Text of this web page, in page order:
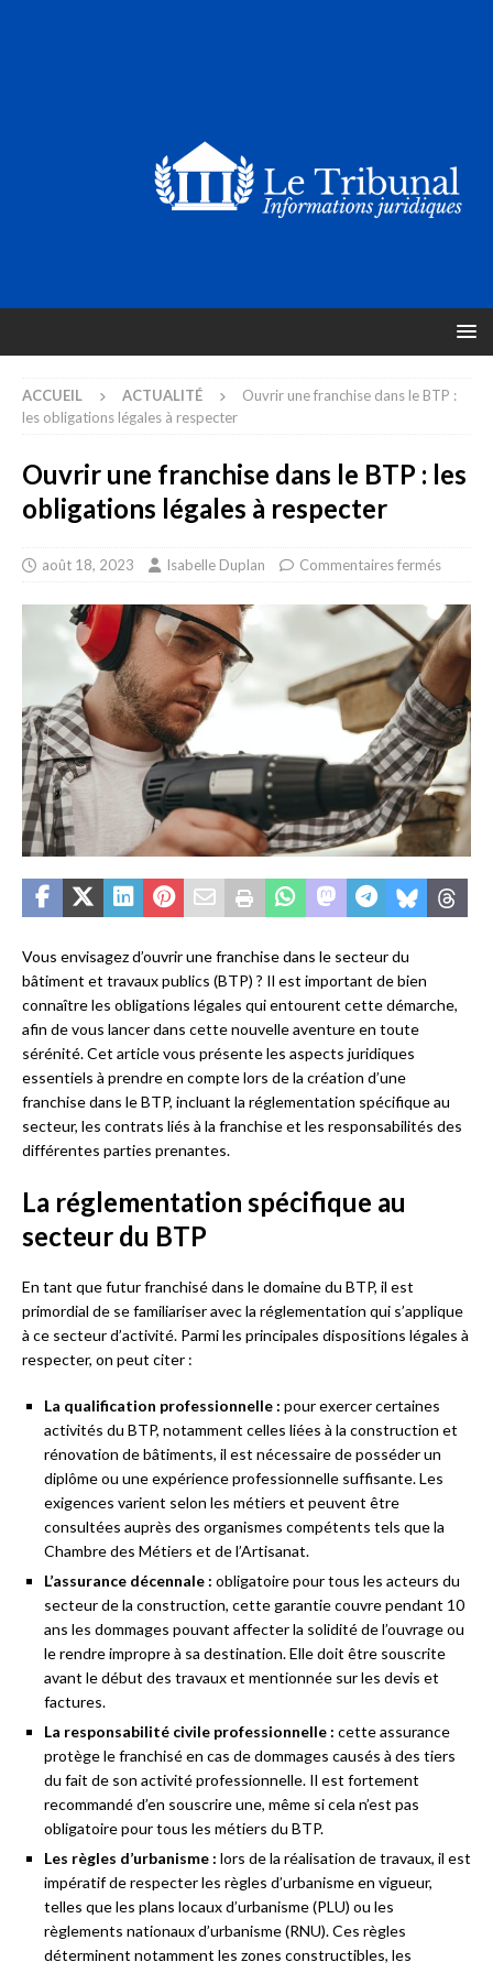
ACCUEIL ACTUALITÉ
Ouvrir une franchise dans le BTP :
les obligations légales à respecter
Ouvrir une franchise dans le BTP : les
obligations légales à respecter
août 18, 2023 Isabelle Duplan Commentaires fermés
Vous envisagez d’ouvrir une franchise dans le secteur du
bâtiment et travaux publics (BTP) ? Il est important de bien
connaître les obligations légales qui entourent cette démarche,
afin de vous lancer dans cette nouvelle aventure en toute
sérénité. Cet article vous présente les aspects juridiques
essentiels à prendre en compte lors de la création d’une
franchise dans le BTP, incluant la réglementation spécifique au
secteur, les contrats liés à la franchise et les responsabilités des
différentes parties prenantes.
La réglementation spécifique au
secteur du BTP
En tant que futur franchisé dans le domaine du BTP, il est
primordial de se familiariser avec la réglementation qui s’applique
à ce secteur d’activité. Parmi les principales dispositions légales à
respecter, on peut citer :
La qualification professionnelle : pour exercer certaines
activités du BTP, notamment celles liées à la construction et
rénovation de bâtiments, il est nécessaire de posséder un
diplôme ou une expérience professionnelle suffisante. Les
exigences varient selon les métiers et peuvent être
consultées auprès des organismes compétents tels que la
Chambre des Métiers et de l’Artisanat.
L’assurance décennale : obligatoire pour tous les acteurs du
secteur de la construction, cette garantie couvre pendant 10
ans les dommages pouvant affecter la solidité de l’ouvrage ou
le rendre impropre à sa destination. Elle doit être souscrite
avant le début des travaux et mentionnée sur les devis et
factures.
La responsabilité civile professionnelle : cette assurance
protège le franchisé en cas de dommages causés à des tiers
du fait de son activité professionnelle. Il est fortement
recommandé d’en souscrire une, même si cela n’est pas
obligatoire pour tous les métiers du BTP.
Les règles d’urbanisme : lors de la réalisation de travaux, il est
impératif de respecter les règles d’urbanisme en vigueur,
telles que les plans locaux d’urbanisme (PLU) ou les
règlements nationaux d’urbanisme (RNU). Ces règles
déterminent notamment les zones constructibles, les